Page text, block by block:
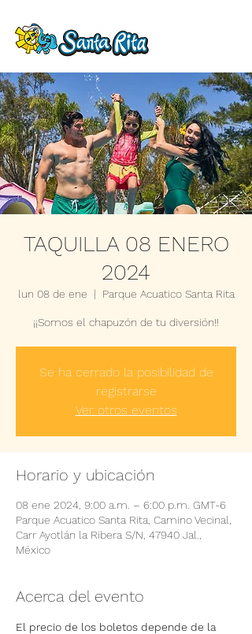
TAQUILLA 08 ENERO
2024
lun 08 de ene
  |
Parque Acuatico Santa Rita
¡¡Somos el chapuzón de tu diversión!!
Se ha cerrado la posibilidad de
registrarse
Ver otros eventos
Horario y ubicación
08 ene 2024, 9:00 a.m. – 6:00 p.m. GMT-6
Parque Acuatico Santa Rita, Camino Vecinal,
Carr Ayotlán la Ribera S/N, 47940 Jal.,
México
Acerca del evento
El precio de los boletos depende de la